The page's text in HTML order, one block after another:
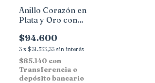
Anillo Corazón en
Plata y Oro con
$94.600
3 x $31.533,33 sin interés
$85.140 con
Transferencia o
depósito bancario